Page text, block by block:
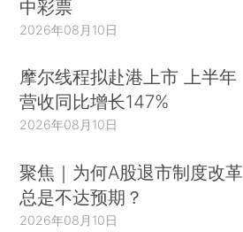
中彩票
2026年08月10日
摩尔线程拟赴港上市 上半年
营收同比增长147%
2026年08月10日
聚焦｜为何A股退市制度改革
总是不达预期？
2026年08月10日